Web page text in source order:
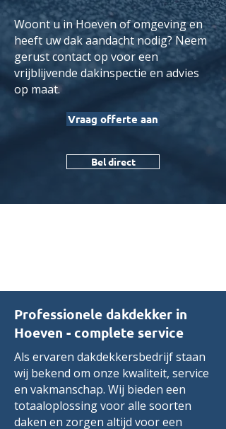
Woont u in Hoeven of omgeving en
heeft uw dak aandacht nodig? Neem
gerust contact op voor een
vrijblijvende dakinspectie en advies
op maat.
Vraag offerte aan
Bel direct
Professionele dakdekker in
Hoeven - complete service
Als ervaren dakdekkersbedrijf staan
wij bekend om onze kwaliteit, service
en vakmanschap. Wij bieden een
totaaloplossing voor alle soorten
daken en zorgen altijd voor een